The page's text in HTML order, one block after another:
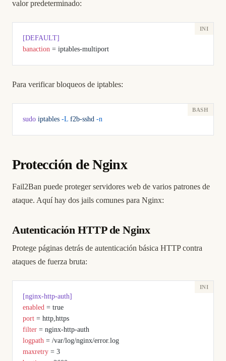
valor predeterminado:
[DEFAULT]
banaction = iptables-multiport
Para verificar bloqueos de iptables:
sudo iptables -L f2b-sshd -n
Protección de Nginx
Fail2Ban puede proteger servidores web de varios patrones de
ataque. Aquí hay dos jails comunes para Nginx:
Autenticación HTTP de Nginx
Protege páginas detrás de autenticación básica HTTP contra
ataques de fuerza bruta:
[nginx-http-auth]
enabled = true
port = http,https
filter = nginx-http-auth
logpath = /var/log/nginx/error.log
maxretry = 3